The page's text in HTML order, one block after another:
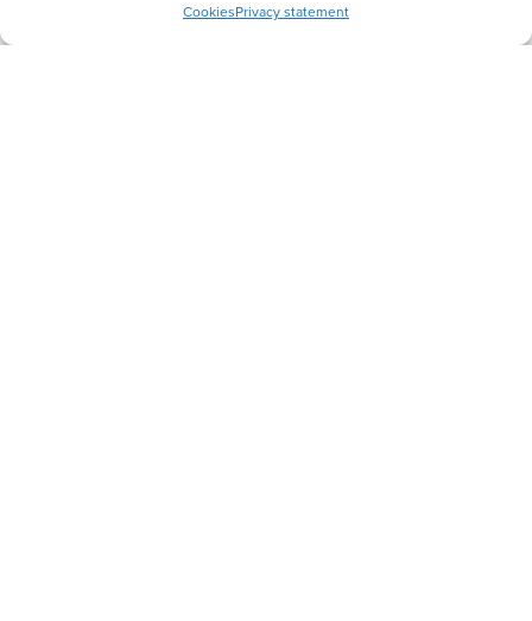
CookiesPrivacy statement